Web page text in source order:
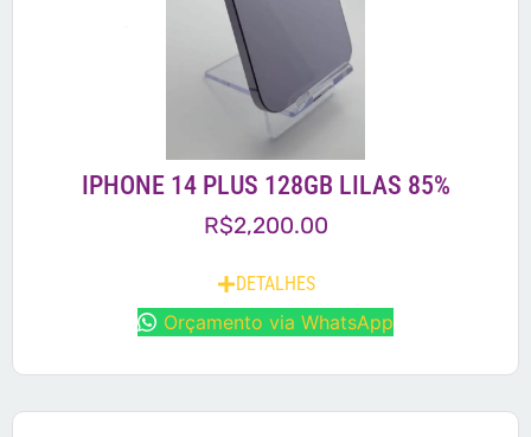
IPHONE 14 PLUS 128GB LILAS 85%
R$2,200.00
DETALHES
Orçamento via WhatsApp